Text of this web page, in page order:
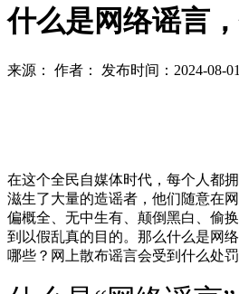
什么是网络谣言
来源 ： 作者 ： 发布时间 ：2024-08-
在这个全民自媒体时代，每个人都
滋生了大量的造谣者，他们随意在
偏概全、无中生有、颠倒黑白、偷
到以假乱真的目的。那么什么是网
哪些？网上散布谣言会受到什么处罚